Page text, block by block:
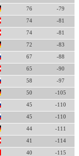
76 -79
74 -81
74 -81
72 -83
67 -88
65 -90
58 -97
50 -105
45 -110
45 -110
44 -111
41 -114
40 -115